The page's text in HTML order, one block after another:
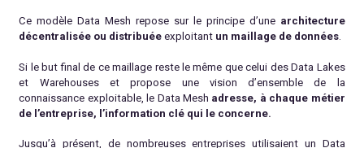
Ce modèle Data Mesh repose sur le principe d’une architecture
décentralisée ou distribuée exploitant un maillage de données.
Si le but final de ce maillage reste le même que celui des Data Lakes
et Warehouses et propose une vision d’ensemble de la
connaissance exploitable, le Data Mesh adresse, à chaque métier
de l’entreprise, l’information clé qui le concerne.
Jusqu’à présent, de nombreuses entreprises utilisaient un Data